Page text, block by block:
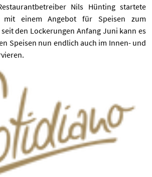
Nils Hünting startete
mit einem Angebot für Speisen zum
den Lockerungen Anfang Juni kann es
Speisen nun endlich auch im Innen- und